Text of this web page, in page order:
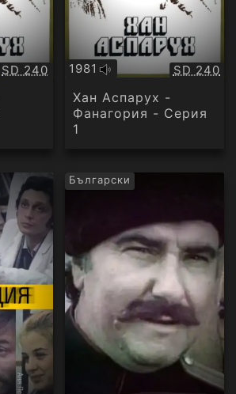
Качество:
SD 240 1981
Оригинално
аудио
SD 240
Хан Аспарух -
Фанагория - Серия
1
Български